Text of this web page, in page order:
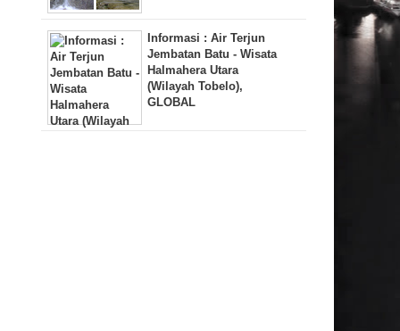
Informasi : Air Terjun
Jembatan Batu - Wisata
Halmahera Utara
(Wilayah Tobelo),
GLOBAL